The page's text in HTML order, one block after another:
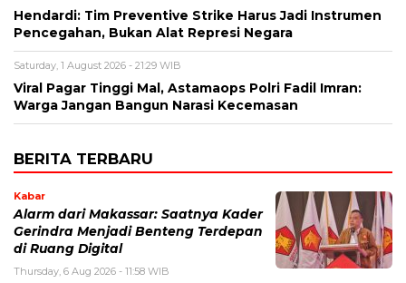
Hendardi: Tim Preventive Strike Harus Jadi Instrumen
Pencegahan, Bukan Alat Represi Negara
Saturday, 1 August 2026 - 21:29 WIB
Viral Pagar Tinggi Mal, Astamaops Polri Fadil Imran:
Warga Jangan Bangun Narasi Kecemasan
BERITA TERBARU
Kabar
Alarm dari Makassar: Saatnya Kader
Gerindra Menjadi Benteng Terdepan
di Ruang Digital
Thursday, 6 Aug 2026 - 11:58 WIB